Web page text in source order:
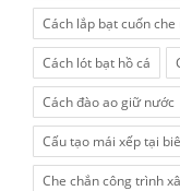
Cách lắp bạt cuốn che
Cách lót bạt hồ cá
Cách đào ao giữ nước
Cấu tạo mái xếp tại
Che chắn công trình